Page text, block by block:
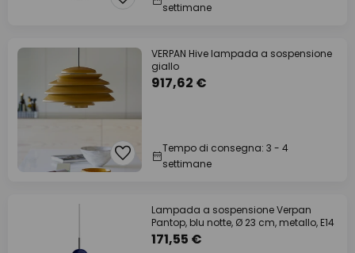
settimane
VERPAN Hive lampada a sospensione
giallo
917,62 €
Tempo di consegna: 3 - 4
settimane
Lampada a sospensione Verpan
Pantop, blu notte, Ø 23 cm, metallo, E14
171,55 €